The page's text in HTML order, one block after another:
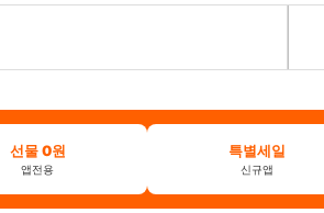
선물 0원
앱전용
특별세일
신규앱